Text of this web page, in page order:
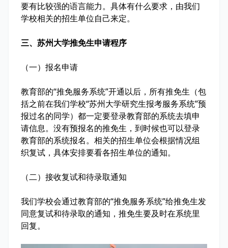
要有比较强的语言能力。具体有什么要求，由我们
学校相关的招生单位自己来定。
三、苏州大学推免生申请程序
（一）报名申请
教育部的“推免服务系统”开通以后，所有推免生（包
括之前在我们学校“苏州大学研究生报考服务系统”预
报过名的同学）都一定要登录教育部的系统去填申
请信息。没有预报名的推免生，到时候也可以登录
教育部的系统报名。相关的招生单位会根据情况组
织复试，具体安排要看各招生单位的通知。
（二）接收复试和待录取通知
我们学校会通过教育部的“推免服务系统”给推免生发
同意复试和待录取的通知，推免生要及时在系统里
回复。